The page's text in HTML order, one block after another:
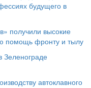
будущего в
получили высокие
помощь фронту и тылу
Зеленограде
автоклавного